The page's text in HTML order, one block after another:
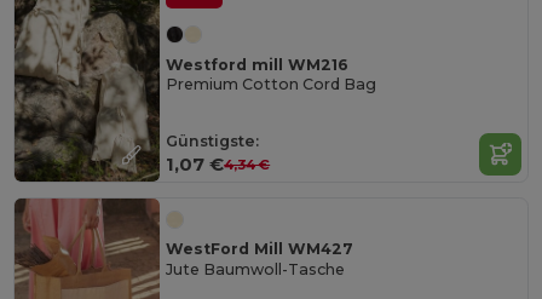
Westford mill WM216
Premium Cotton Cord Bag
Günstigste:
1,07 €4,34 €
WestFord Mill WM427
Jute Baumwoll-Tasche